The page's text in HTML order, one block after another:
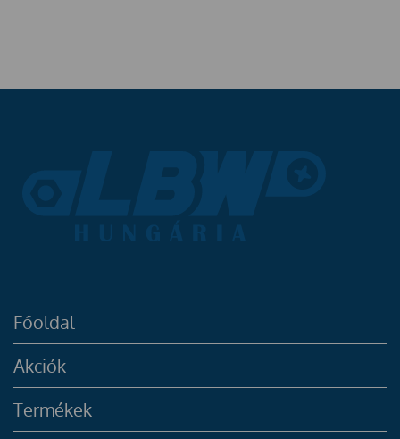
Főoldal
Akciók
Termékek